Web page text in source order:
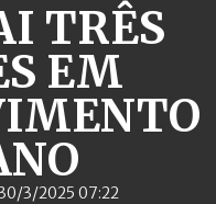
TRÊS
EM
3/2025 07:22